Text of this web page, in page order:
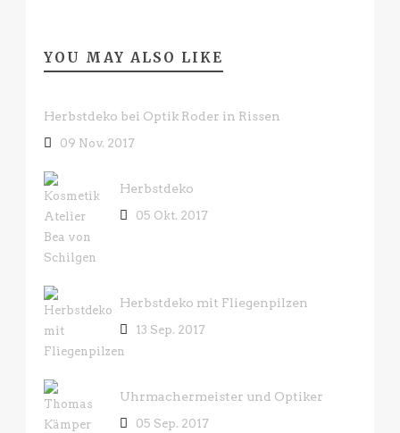
YOU MAY ALSO LIKE
Herbstdeko bei Optik Roder in Rissen
09 Nov. 2017
Herbstdeko
05 Okt. 2017
Herbstdeko mit Fliegenpilzen
13 Sep. 2017
Uhrmachermeister und Optiker
05 Sep. 2017